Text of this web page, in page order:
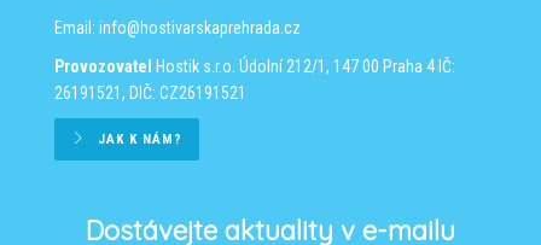
Email: info@hostivarskaprehrada.cz
Provozovatel
Hostik s.r.o. Údolní 212/1, 147 00 Praha 4 IČ:
26191521, DIČ: CZ26191521
JAK K NÁM?
Dostávejte aktuality v e-mailu